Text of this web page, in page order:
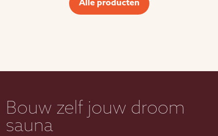
Alle producten
Bouw zelf jouw droom
sauna